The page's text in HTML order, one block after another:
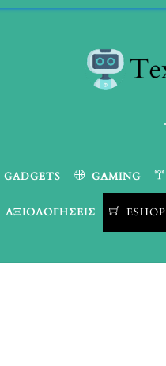
GADGETS GAMING
ΑΞΙΟΛΟΓΉΣΕΙΣ ESHOP